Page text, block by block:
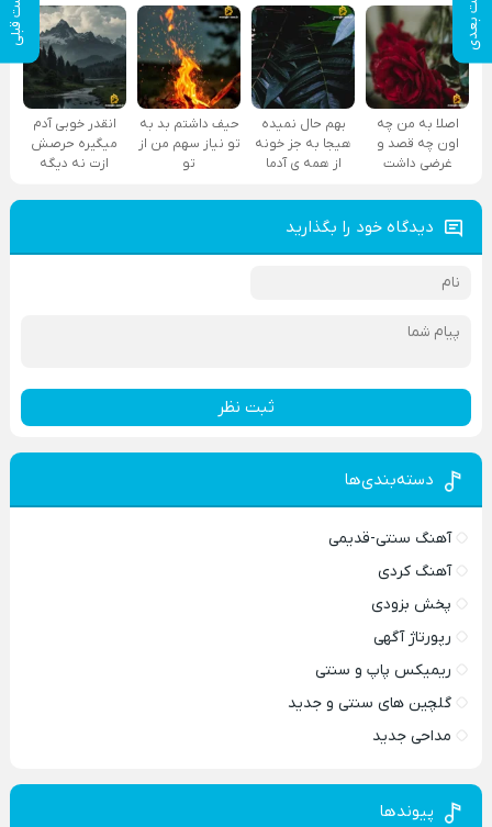
پست بعدی پست قبلی
اصلا به من چه
اون چه قصد و
غرضی داشت
بهم حال نمیده
هیجا به جز خونه
از همه ی آدما
حیف داشتم بد به
تو نیاز سهم من از
تو
انقدر خوبی آدم
میگیره حرصش
ازت نه دیگه
دیدگاه خود را بگذارید
ثبت نظر
دسته‌بندی‌ها
آهنگ سنتی-قدیمی
آهنگ کردی
پخش بزودی
رپورتاژ آگهی
ریمیکس پاپ و سنتی
گلچین های سنتی و جدید
مداحی جدید
پیوندها